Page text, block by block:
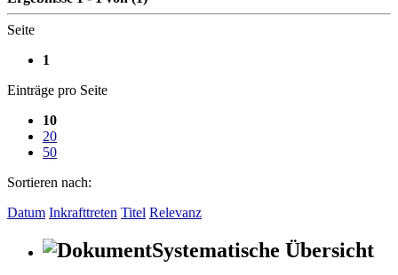
Seite
1
Einträge pro Seite
10
20
50
Sortieren nach:
Datum Inkrafttreten Titel Relevanz
Systematische Übersicht